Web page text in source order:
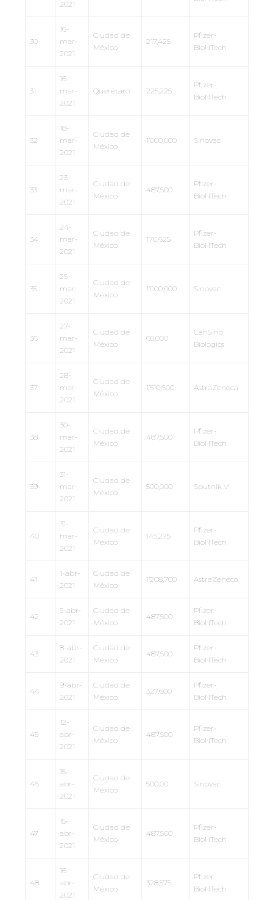
2021
30
16-
mar-
2021
Ciudad de
México
217,425
Pfizer-
BioNTech
31
16-
mar-
2021
Querétaro 225,225
Pfizer-
BioNTech
32
18-
mar-
2021
Ciudad de
México
1’000,000 Sinovac
33
23-
mar-
2021
Ciudad de
México
487,500
Pfizer-
BioNTech
34
24-
mar-
2021
Ciudad de
México
170,625
Pfizer-
BioNTech
35
25-
mar-
2021
Ciudad de
México
1’000,000 Sinovac
36
27-
mar-
2021
Ciudad de
México
65,000
CanSino
Biologics
37
28-
mar-
2021
Ciudad de
México
1’510,600 AstraZeneca
38
30-
mar-
2021
Ciudad de
México
487,500
Pfizer-
BioNTech
39
31-
mar-
2021
Ciudad de
México
500,000 Sputnik V
40
31-
mar-
2021
Ciudad de
México
145,275
Pfizer-
BioNTech
41
1-abr-
2021
Ciudad de
México
1’208,700 AstraZeneca
42
5-abr-
2021
Ciudad de
México
487,500
Pfizer-
BioNTech
43
8-abr-
2021
Ciudad de
México
487,500
Pfizer-
BioNTech
44
9-abr-
2021
Ciudad de
México
327,600
Pfizer-
BioNTech
45
12-
abr-
2021
Ciudad de
México
487,500
Pfizer-
BioNTech
46
15-
abr-
2021
Ciudad de
México
500,00 Sinovac
47
15-
abr-
2021
Ciudad de
México
487,500
Pfizer-
BioNTech
48
16-
abr-
2021
Ciudad de
México
328,575
Pfizer-
BioNTech